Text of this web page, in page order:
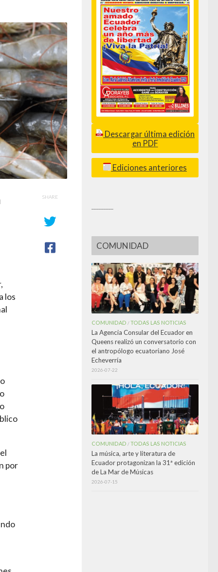
los
por
SHARE
Descargar última edición
en PDF
Ediciones anteriores
COMUNIDAD
COMUNIDAD /TODAS LAS NOTICIAS
La Agencia Consular del Ecuador en
Queens realizó un conversatorio con
el antropólogo ecuatoriano José
Echeverría
2026-07-22
COMUNIDAD /TODAS LAS NOTICIAS
La música, arte y literatura de
Ecuador protagonizan la 31ª edición
de La Mar de Músicas
2026-07-15